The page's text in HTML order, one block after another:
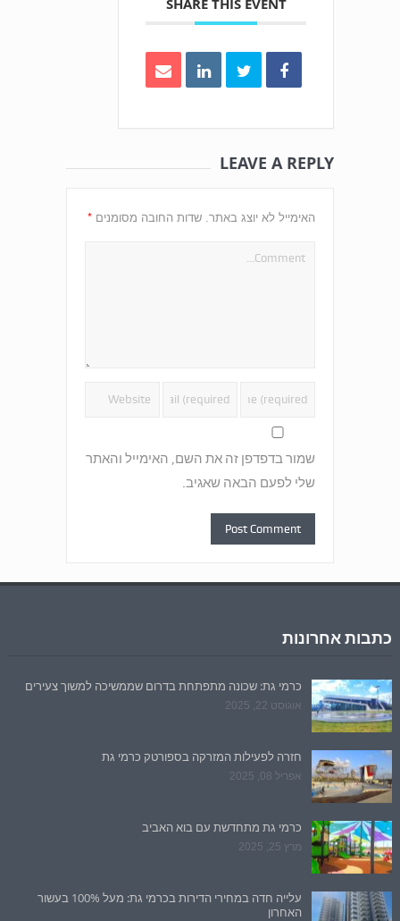
SHARE THIS EVENT
LEAVE A REPLY
האימייל לא יוצג באתר. שדות החובה מסומנים *
שמור בדפדפן זה את השם, האימייל והאתר
שלי לפעם הבאה שאגיב.
כתבות אחרונות
כרמי גת: שכונה מתפתחת בדרום שממשיכה למשוך צעירים
אוגוסט 22, 2025
חזרה לפעילות המזרקה בספורטק כרמי גת
אפריל 08, 2025
כרמי גת מתחדשת עם בוא האביב
מרץ 25, 2025
עלייה חדה במחירי הדירות בכרמי גת: מעל 100% בעשור
האחרון